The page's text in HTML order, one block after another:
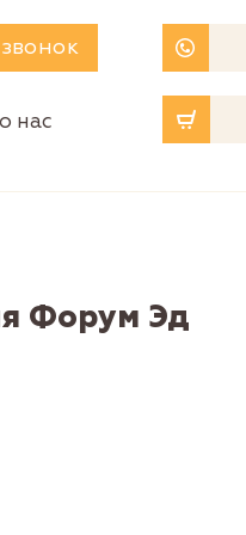
о нас
Форум Эд